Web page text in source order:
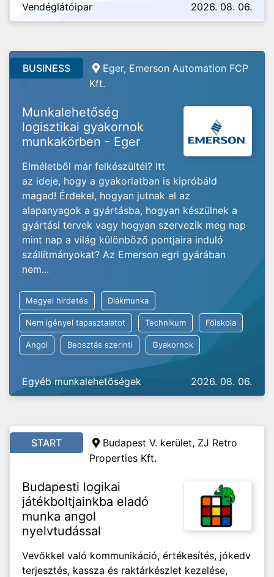
Vendéglátóipar
2026. 08. 06.
BUSINESS
Eger, Emerson Automation FCP
Kft.
Munkalehetőség
logisztikai gyakornok
munkakörben - Eger
Elméletből már felkészültél? Itt
az ideje, hogy a gyakorlatban is kipróbáld
magad! Érdekel, hogyan jutnak el az
alapanyagok a gyártásba, hogyan készülnek a
gyártási tervek vagy hogyan szervezik meg nap
mint nap a világ különböző pontjaira induló
szállítmányokat? Az Emerson egri gyárában
nem...
Megyei hirdetés Diákmunka
Nem igényel tapasztalatot Technikum Főiskola
Angol Beosztás szerinti Gyakornok
Egyéb munkalehetőségek 2026. 08. 06.
START
Budapest V. kerület, ZJ Retro
Properties Kft.
Budapesti logikai
játékboltjainkba eladó
munka angol
nyelvtudással
Vevőkkel való kommunikáció, értékesítés, jókedv
terjesztés, kassza és raktárkészlet kezelése,